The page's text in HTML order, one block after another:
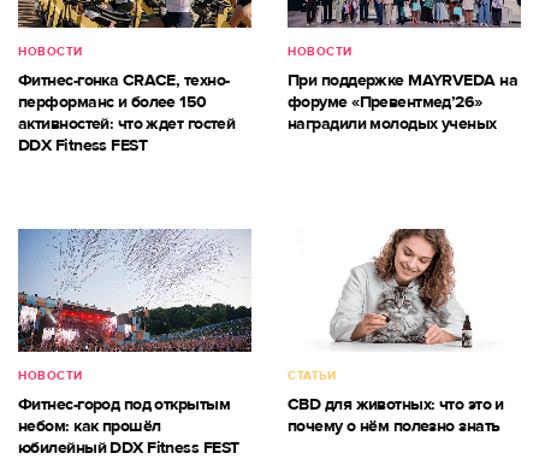
НОВОСТИ
Фитнес-гонка CRACE, техно-
перформанс и более 150
активностей: что ждет гостей
DDX Fitness FEST
НОВОСТИ
При поддержке MAYRVEDA на
форуме «Превентмед’26»
наградили молодых ученых
НОВОСТИ
Фитнес-город под открытым
небом: как прошёл
юбилейный DDX Fitness FEST
СТАТЬИ
CBD для животных: что это и
почему о нём полезно знать